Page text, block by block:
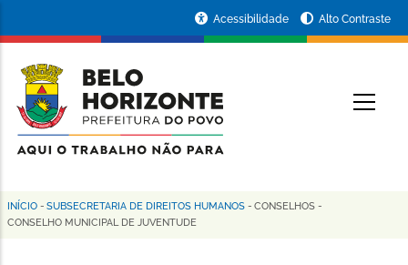
conteúdo
principal
da
Prefeitura
de
Horizonte
Acessibilidade Alto Contraste
Trilha
INÍCIO - SUBSECRETARIA DE DIREITOS HUMANOS - CONSELHOS -
CONSELHO MUNICIPAL DE JUVENTUDE